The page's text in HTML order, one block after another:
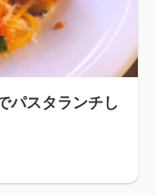
パスタランチし